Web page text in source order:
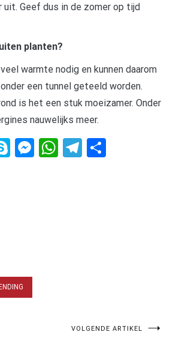
uit. Geef dus in de zomer op tijd
planten?
warmte nodig en kunnen daarom
een tunnel geteeld worden.
is het een stuk moeizamer. Onder
nauwelijks meer.
SkypeMessenger
WhatsApp
Telegram
VOLGENDE ARTIKEL